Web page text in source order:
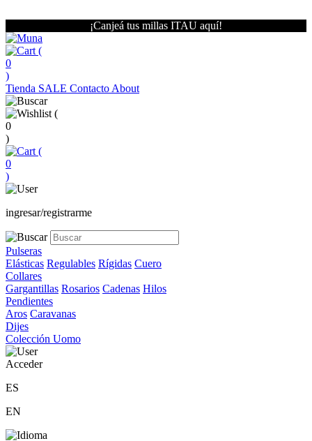
¡Canjeá tus millas ITAU aquí!
(
0
)
Tienda SALE Contacto About
(
0
)
(
0
)
ingresar/registrarme
Pulseras
Elásticas Regulables Rígidas Cuero
Collares
Gargantillas Rosarios Cadenas Hilos
Pendientes
Aros Caravanas
Dijes
Colección Uomo
Acceder
ES
EN